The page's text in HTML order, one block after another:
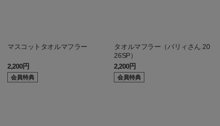
マスコットタオルマフラー
2,200円
会員特典
タオルマフラー（バリィさん 20
26SP）
2,200円
会員特典